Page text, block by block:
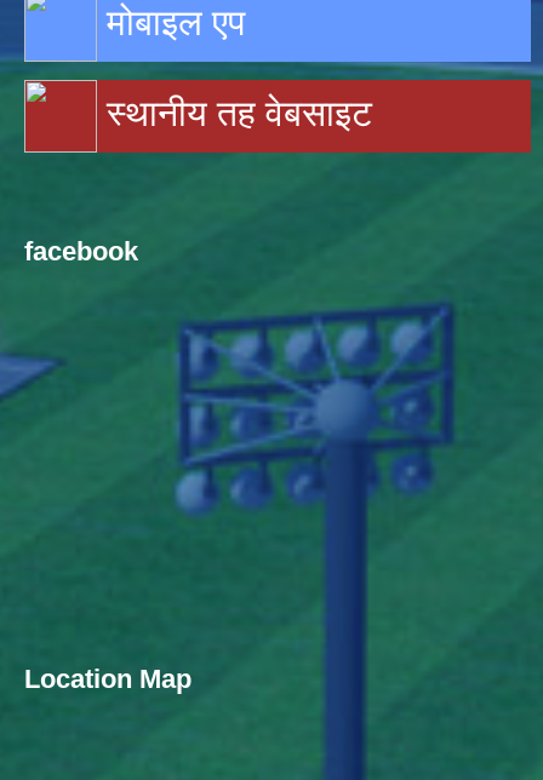
मोबाइल एप
स्थानीय तह वेबसाइट
facebook
Location Map